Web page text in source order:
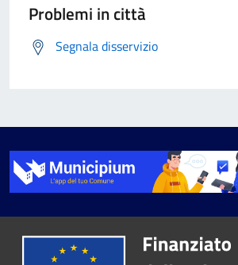
Problemi in città
Segnala disservizio